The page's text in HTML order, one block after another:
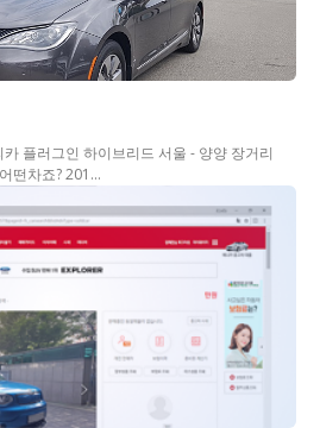
어떤차죠? 201...